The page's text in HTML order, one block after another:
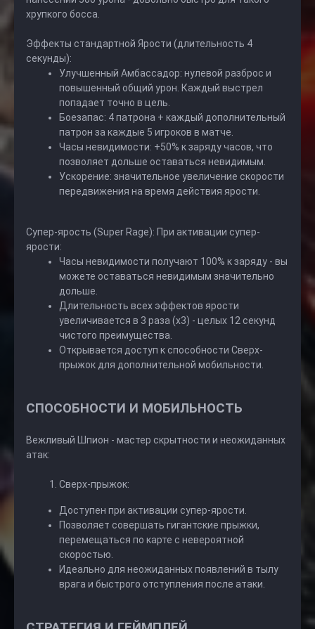
хрупкого босса.
Эффекты стандартной Ярости (длительность 4
секунды):
Улучшенный Амбассадор: нулевой разброс и
повышенный общий урон. Каждый выстрел
попадает точно в цель.
Боезапас: 4 патрона + каждый дополнительный
патрон за каждые 5 игроков в матче.
Часы невидимости: +50% к заряду часов, что
позволяет дольше оставаться невидимым.
Ускорение: значительное увеличение скорости
передвижения на время действия ярости.
Супер-ярость (Super Rage): При активации супер-
ярости:
Часы невидимости получают 100% к заряду - вы
можете оставаться невидимым значительно
дольше.
Длительность всех эффектов ярости
увеличивается в 3 раза (x3) - целых 12 секунд
чистого преимущества.
Открывается доступ к способности Сверх-
прыжок для дополнительной мобильности.
СПОСОБНОСТИ И МОБИЛЬНОСТЬ
Вежливый Шпион - мастер скрытности и неожиданных
атак:
Сверх-прыжок:
Доступен при активации супер-ярости.
Позволяет совершать гигантские прыжки,
перемещаться по карте с невероятной
скоростью.
Идеально для неожиданных появлений в тылу
врага и быстрого отступления после атаки.